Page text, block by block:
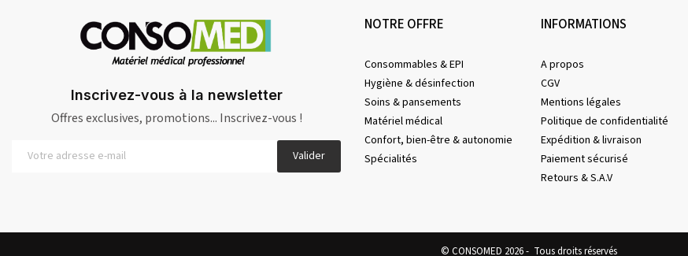
Inscrivez-vous à la newsletter
Offres exclusives, promotions... Inscrivez-vous !
Valider
NOTRE OFFRE
Consommables & EPI
Hygiène & désinfection
Soins & pansements
Matériel médical
Confort, bien-être & autonomie
Spécialités
INFORMATIONS
A propos
CGV
Mentions légales
Politique de confidentialité
Expédition & livraison
Paiement sécurisé
Retours & S.A.V
© CONSOMED 2026 - Tous droits réservés